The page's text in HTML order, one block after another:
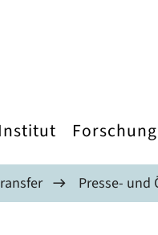
Institut Forschung
Presse-